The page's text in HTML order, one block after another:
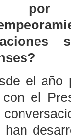
el año
con el
han